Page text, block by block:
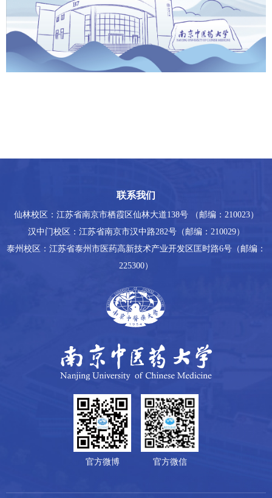
联系我们
仙林校区：江苏省南京市栖霞区仙林大道138号 （邮编：210023）
汉中门校区：江苏省南京市汉中路282号（邮编：210029）
泰州校区：江苏省泰州市医药高新技术产业开发区匡时路6号（邮编：
225300）
官方微博 官方微信